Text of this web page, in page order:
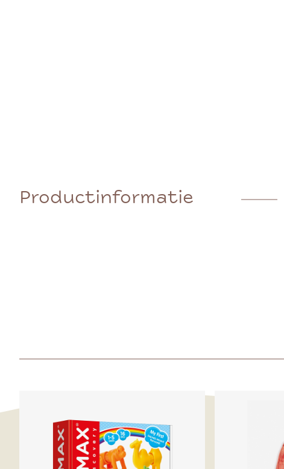
Productinformatie